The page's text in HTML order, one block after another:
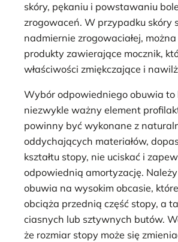
skóry, pękaniu i powstawaniu
zrogowaceń. W przypadku skóry
nadmiernie zrogowaciałej,
produkty zawierające mocznik,
właściwości zmiękczające i
Wybór odpowiedniego obuwia to
niezwykle ważny element
powinny być wykonane z
oddychających materiałów,
kształtu stopy, nie uciskać i
odpowiednią amortyzację.
obuwia na wysokim obcasie,
obciąża przednią część stopy, a
ciasnych lub sztywnych butów.
że rozmiar stopy może się